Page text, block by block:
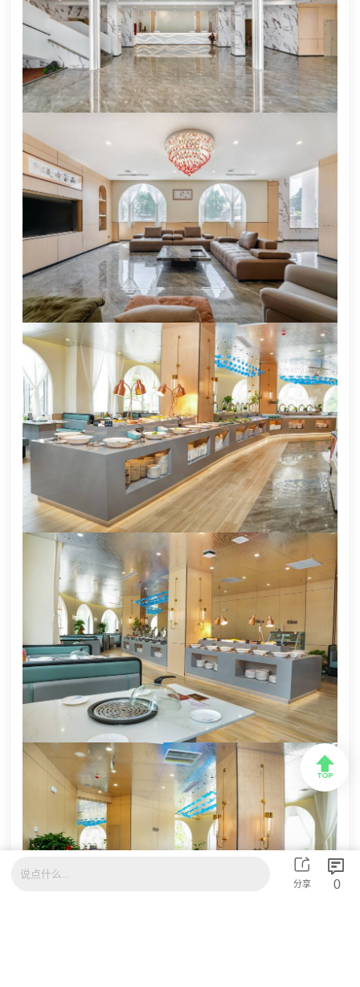

说点什么... 
分享

0